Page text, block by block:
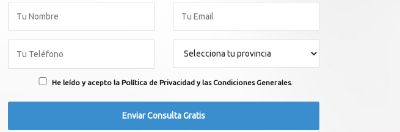
He leído y acepto la Política de Privacidad y las Condiciones Generales.